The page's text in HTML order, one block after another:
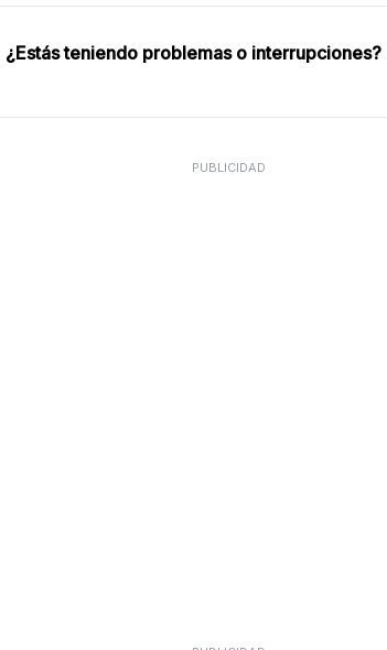
¿Estás teniendo problemas o interrupciones?
PUBLICIDAD